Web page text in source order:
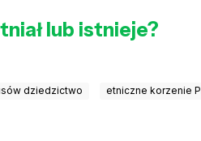
lub istnieje?
dziedzictwo etniczne korzenie